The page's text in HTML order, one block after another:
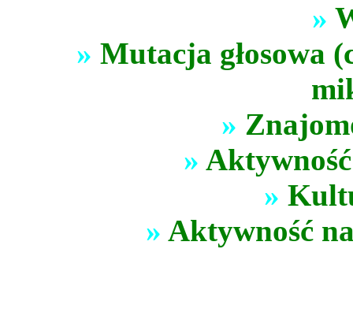
»
» Mutacja głosowa
»
»
»
» Aktywność